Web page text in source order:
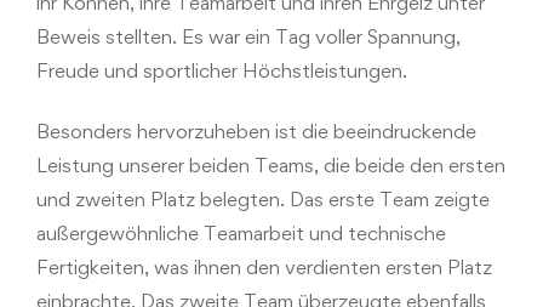
Beweis stellten. Es war ein Tag voller Spannung,
Freude und sportlicher Höchstleistungen.
Besonders hervorzuheben ist die beeindruckende
Leistung unserer beiden Teams, die beide den ersten
und zweiten Platz belegten. Das erste Team zeigte
außergewöhnliche Teamarbeit und technische
Fertigkeiten, was ihnen den verdienten ersten Platz
einbrachte. Das zweite Team überzeugte ebenfalls